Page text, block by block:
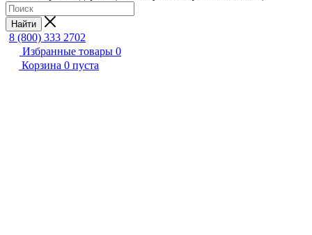
Найти
8 (800) 333 2702
Избранные товары 0
Корзина 0 пуста